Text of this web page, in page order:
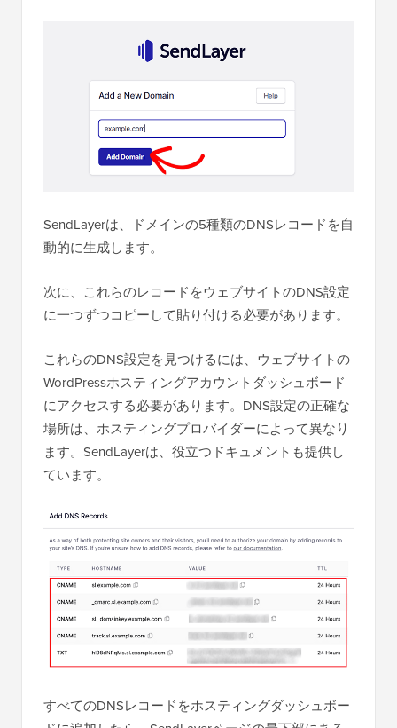
SendLayerは、ドメインの5種類のDNSレコードを自
動的に生成します。
次に、これらのレコードをウェブサイトのDNS設定
に一つずつコピーして貼り付ける必要があります。
これらのDNS設定を見つけるには、ウェブサイトの
WordPressホスティングアカウントダッシュボード
にアクセスする必要があります。DNS設定の正確な
場所は、ホスティングプロバイダーによって異なり
ます。SendLayerは、役立つドキュメントも提供し
ています。
すべてのDNSレコードをホスティングダッシュボー